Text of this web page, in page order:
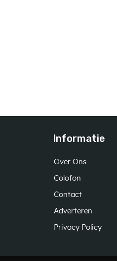
Informatie
Over Ons
Colofon
Contact
Adverteren
Privacy Policy